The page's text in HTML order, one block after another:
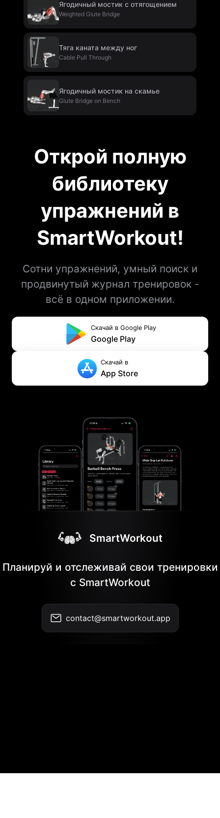
Ягодичный мостик с отягощением
Weighted Glute Bridge
Тяга каната между ног
Cable Pull Through
Ягодичный мостик на скамье
Glute Bridge on Bench
Открой полную
библиотеку
упражнений в
SmartWorkout!
Сотни упражнений, умный поиск и
продвинутый журнал тренировок -
всё в одном приложении.
Скачай в Google Play
Google Play
Скачай в
App Store
SmartWorkout
Планируй и отслеживай свои тренировки
с SmartWorkout
contact@smartworkout.app